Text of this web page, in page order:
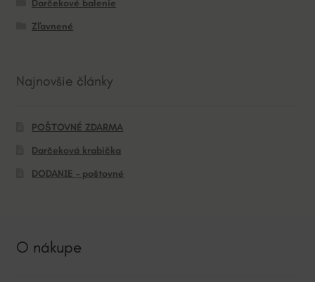
Darčekové balenie
Zľavnené
Najnovšie články
POŠTOVNÉ ZDARMA
Darčeková krabička
DODANIE – poštovné
O nákupe